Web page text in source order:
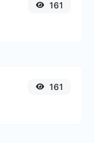
161
161